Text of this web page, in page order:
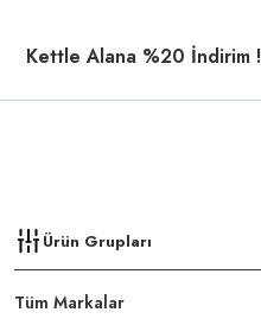
Kettle Alana %20 İndirim !
Ürün Grupları
Tüm Markalar